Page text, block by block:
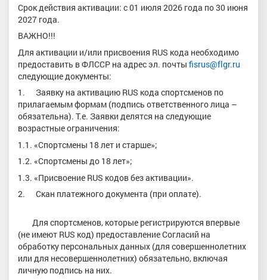
Срок действия активации: с 01 июля 2026 года по 30 июня
2027 года.
ВАЖНО!!!
Для активации и/или присвоения RUS кода необходимо
предоставить в ФЛССР на адрес эл. почты fisrus@flgr.ru
следующие документы:
1. Заявку на активацию RUS кода спортсменов по
прилагаемым формам (подпись ответственного лица –
обязательна). Т.е. Заявки делятся на следующие
возрастные ограничения:
1.1. «Спортсмены 18 лет и старше»;
1.2. «Спортсмены до 18 лет»;
1.3. «Присвоение RUS кодов без активации».
2. Скан платежного документа (при оплате).
Для спортсменов, которые регистрируются впервые
(не имеют RUS код) предоставление Согласий на
обработку персональных данных (для совершеннолетних
или для несовершеннолетних) обязательно, включая
личную подпись на них.